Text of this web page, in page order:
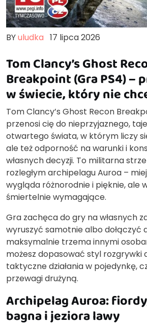
BYuludka 17 lipca 2026
Tom Clancy’s Ghost
Breakpoint (Gra PS4) –
w świecie, który nie
Tom Clancy’s Ghost Recon
przenosi cię do nieprzyjaznego,
otwartego świata, w którym liczy
ale też odporność na warunki i
własnych decyzji. To militarna
rozległym archipelagu Auroa –
wygląda różnorodnie i pięknie, ale
śmiertelnie wymagające.
Gra zachęca do gry na własnych
wyruszyć samotnie albo dołączyć
maksymalnie trzema innymi
możesz dopasować styl rozgrywki
taktyczne działania w pojedynkę,
przewagi drużyną.
Archipelag Auroa:
bagna i jeziora lawy